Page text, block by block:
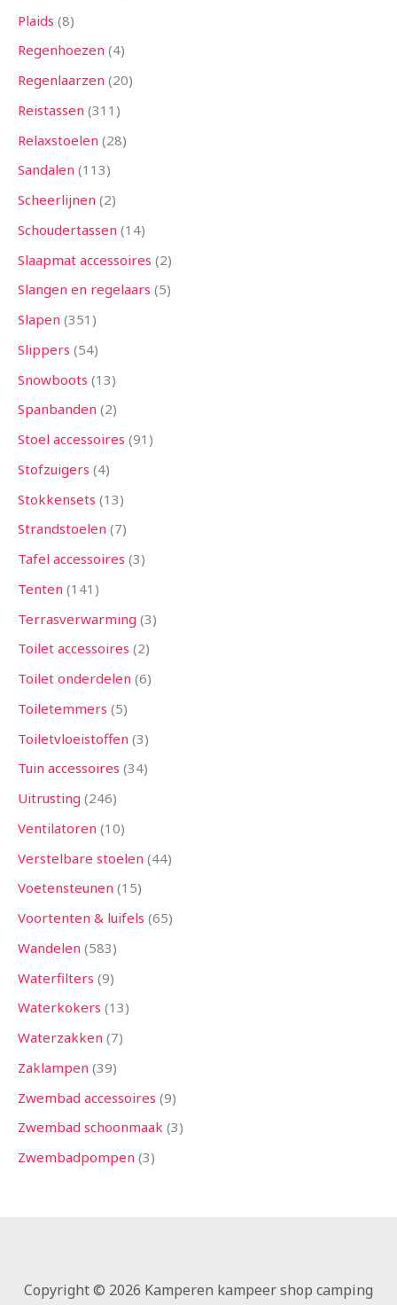
Plaids 8
Regenhoezen 4
Regenlaarzen 20
Reistassen 311
Relaxstoelen 28
Sandalen 113
Scheerlijnen 2
Schoudertassen 14
Slaapmat accessoires 2
Slangen en regelaars 5
Slapen 351
Slippers 54
Snowboots 13
Spanbanden 2
Stoel accessoires 91
Stofzuigers 4
Stokkensets 13
Strandstoelen 7
Tafel accessoires 3
Tenten 141
Terrasverwarming 3
Toilet accessoires 2
Toilet onderdelen 6
Toiletemmers 5
Toiletvloeistoffen 3
Tuin accessoires 34
Uitrusting 246
Ventilatoren 10
Verstelbare stoelen 44
Voetensteunen 15
Voortenten & luifels 65
Wandelen 583
Waterfilters 9
Waterkokers 13
Waterzakken 7
Zaklampen 39
Zwembad accessoires 9
Zwembad schoonmaak 3
Zwembadpompen 3
Copyright © 2026 Kamperen kampeer shop camping